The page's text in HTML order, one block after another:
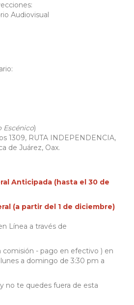
Audiovisual
Escénico)
1309, RUTA INDEPENDENCIA,
de Juárez, Oax.
Anticipada (hasta el 30 de
(a partir del 1 de diciembre)
Línea a través de
comisión - pago en efectivo ) en
a domingo de 3:30 pm a
no te quedes fuera de esta